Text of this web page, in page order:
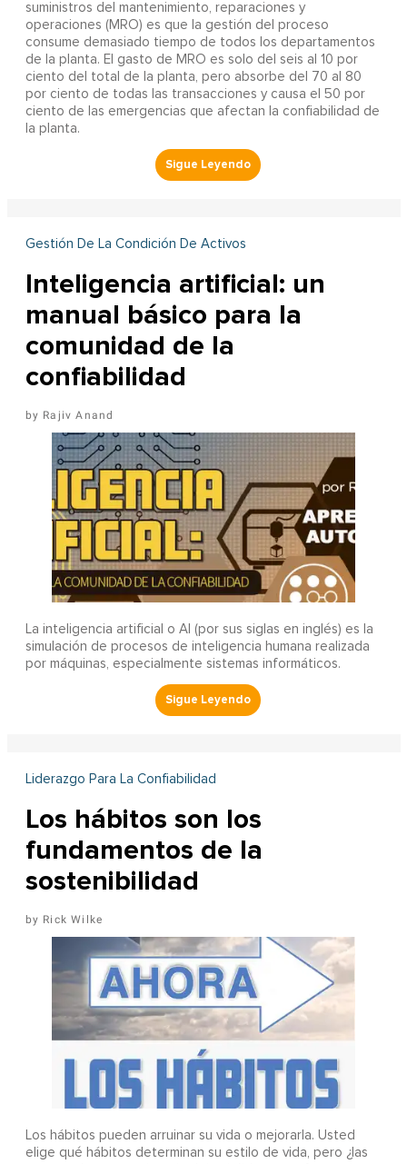
suministros del mantenimiento, reparaciones y
operaciones (MRO) es que la gestión del proceso
consume demasiado tiempo de todos los departamentos
de la planta. El gasto de MRO es solo del seis al 10 por
ciento del total de la planta, pero absorbe del 70 al 80
por ciento de todas las transacciones y causa el 50 por
ciento de las emergencias que afectan la confiabilidad de
la planta.
Gestión De La Condición De Activos
Inteligencia artificial: un
manual básico para la
comunidad de la
confiabilidad
Rajiv Anand
La inteligencia artificial o AI (por sus siglas en inglés) es la
simulación de procesos de inteligencia humana realizada
por máquinas, especialmente sistemas informáticos.
Liderazgo Para La Confiabilidad
Los hábitos son los
fundamentos de la
sostenibilidad
Rick Wilke
Los hábitos pueden arruinar su vida o mejorarla. Usted
elige qué hábitos determinan su estilo de vida, pero ¿las